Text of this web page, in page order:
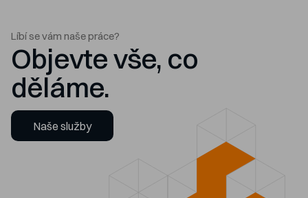
Líbí se vám naše práce?
Objevte vše, co
děláme.
Naše služby